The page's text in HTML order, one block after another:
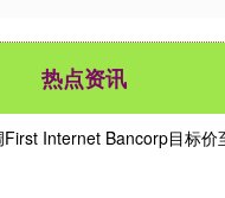
热点资讯
Internet Bancorp目标价